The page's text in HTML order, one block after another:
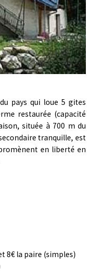
pays qui loue 5 gites
restaurée (capacité
située à 700 m du
tranquille, est
en liberté en
8€ la paire (simples)